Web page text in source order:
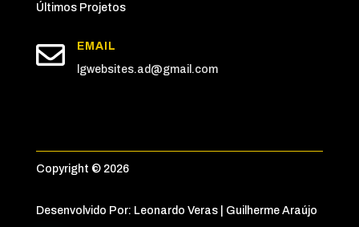
Últimos Projetos

EMAIL
lgwebsites.ad@gmail.com
Copyright © 2026
Desenvolvido Por: Leonardo Veras | Guilherme Araújo